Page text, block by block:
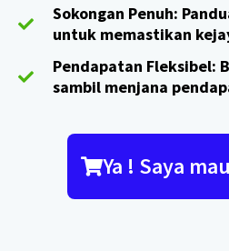
Sokongan Penuh:
untuk memastikan
Pendapatan Fleksibel:
sambil menjana
Ya ! Saya